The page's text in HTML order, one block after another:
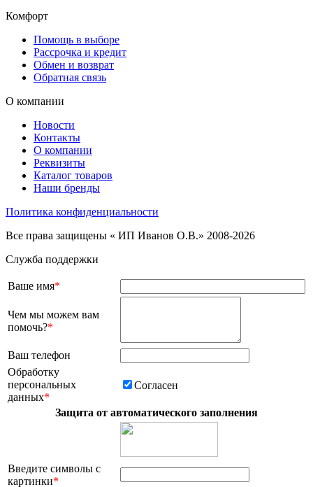
Комфорт
Помощь в выборе
Рассрочка и кредит
Обмен и возврат
Обратная связь
О компании
Новости
Контакты
О компании
Реквизиты
Каталог товаров
Наши бренды
Политика конфиденциальности
Все права защищены « ИП Иванов О.В.» 2008-2026
Служба поддержки
Ваше имя*
Чем мы можем вам
помочь?*
Ваш телефон
Обработку
персональных
данных*
Согласен
Защита от автоматического заполнения
Введите символы с
картинки*